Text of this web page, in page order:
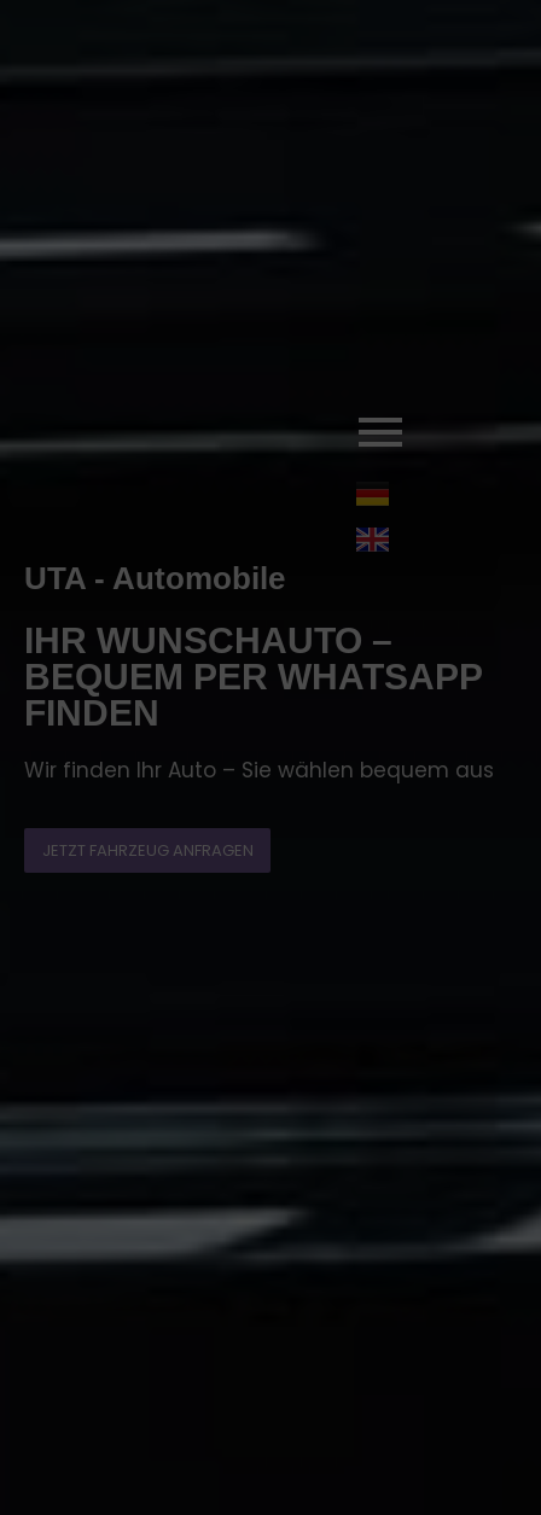
UTA - Automobile
IHR WUNSCHAUTO –
BEQUEM PER WHATSAPP
FINDEN
Wir finden Ihr Auto – Sie wählen bequem aus
JETZT FAHRZEUG ANFRAGEN